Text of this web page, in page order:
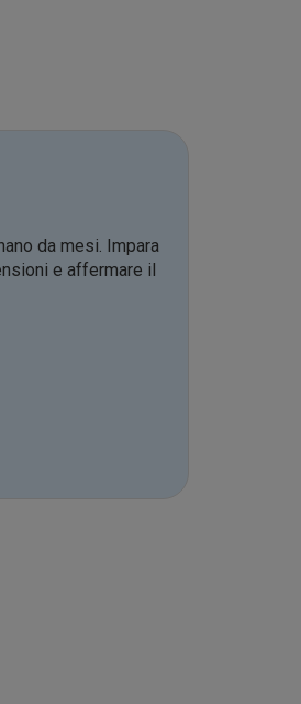
da mesi. Impara
e affermare il